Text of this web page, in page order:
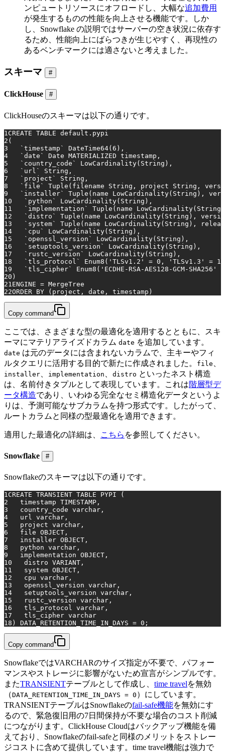
ンピュートリソースにオフロードし、大幅な追加費用
が発生するものの性能を向上させる機能です。しか
し、Snowflake の説明ではサーバーの空き状況に依存す
るため、性能向上にばらつきが生じやすく、再現性の
あるベンチマークには適さないと考えました。
スキーマ #
ClickHouse #
ClickHouseのスキーマは以下の通りです。
1 CREATE TABLE default.pypi
2 (
3
   `
timestamp ` DateTime64(6 ),
4
   `
date ` Date MATERIALIZED timestamp ,
5
   `country_code` LowCardinality(String),
6
   `url` String,
7
   `project` String,
8
`file` Tuple(filename String, project String,
9
`installer` Tuple(name LowCardinality(String),
10
   `python` LowCardinality(String),
11
`implementation` Tuple(name
12
`distro` Tuple(name LowCardinality(String),
13
   `
system` Tuple(name LowCardinality(String),
14
   `cpu` LowCardinality(String),
15
   `openssl_version` LowCardinality(String),
16
   `setuptools_version` LowCardinality(String),
17
   `rustc_version` LowCardinality(String),
18
   `tls_protocol` Enum8(
'TLSv1.2' = 0 , 'TLSv1.3' = 1
19
   `tls_cipher` Enum8(
'ECDHE-RSA-AES128-GCM-SHA256'
20 )
21 ENGINE = MergeTree
22ORDER BY (project, date , timestamp )
Copy command
ここでは、さまざまな型の最適化を適用するとともに、スキ
ーマにマテリアライズドカラム date を追加しています。
date は元のデータには含まれないカラムで、主キーやフィ
ルタクエリに活用する目的で新たに作成されました。
file
installer implementation distro といったネスト構造
は、名前付きタプルとして表現しています。これは階層型デ
ータ構造であり、いわゆる完全なセミ構造化データというよ
りは、予測可能なサブカラムを持つ形式です。したがって、
ルートカラムと同様の型最適化を適用できます。
適用した最適化の詳細は、 こちら を参照してください。
Snowflake #
Snowflakeのスキーマは以下の通りです。
1CREATE TRANSIENT TABLE PYPI (
2
timestamp TIMESTAMP ,
3
   country_code
varchar ,
4
   url
varchar ,
5
   project
varchar ,
6
   file OBJECT,
7
   installer OBJECT,
8
   python
varchar ,
9
   implementation OBJECT,
10
   distro VARIANT,
11
system OBJECT,
12
   cpu
varchar ,
13
   openssl_version
varchar ,
14
   setuptools_version
varchar ,
15
   rustc_version
varchar ,
16
   tls_protocol
varchar ,
17
   tls_cipher
varchar
18 ) DATA_RETENTION_TIME_IN_DAYS = 0 ;
Copy command
SnowflakeではVARCHARのサイズ指定が不要で、パフォー
マンスやストレージに影響がないため宣言がシンプルです。
またTRANSIENTテーブルとして作成し、 time travelを無効
（DATA_RETENTION_TIME_IN_DAYS = 0 ）にしています。
TRANSIENTテーブルはSnowflakeのfail-safe機能を無効にす
るので、緊急復旧用の7日間保持が不要な場合のコスト削減
につながります。ClickHouse Cloudはバックアップ機能を備
えており、Snowflakeのfail-safeと同様のメリットをストレー
ジコストに含めて提供しています。time travel機能は強力で